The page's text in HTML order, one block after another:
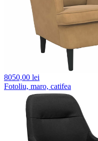
8050,00 lei
Fotoliu, maro, catifea